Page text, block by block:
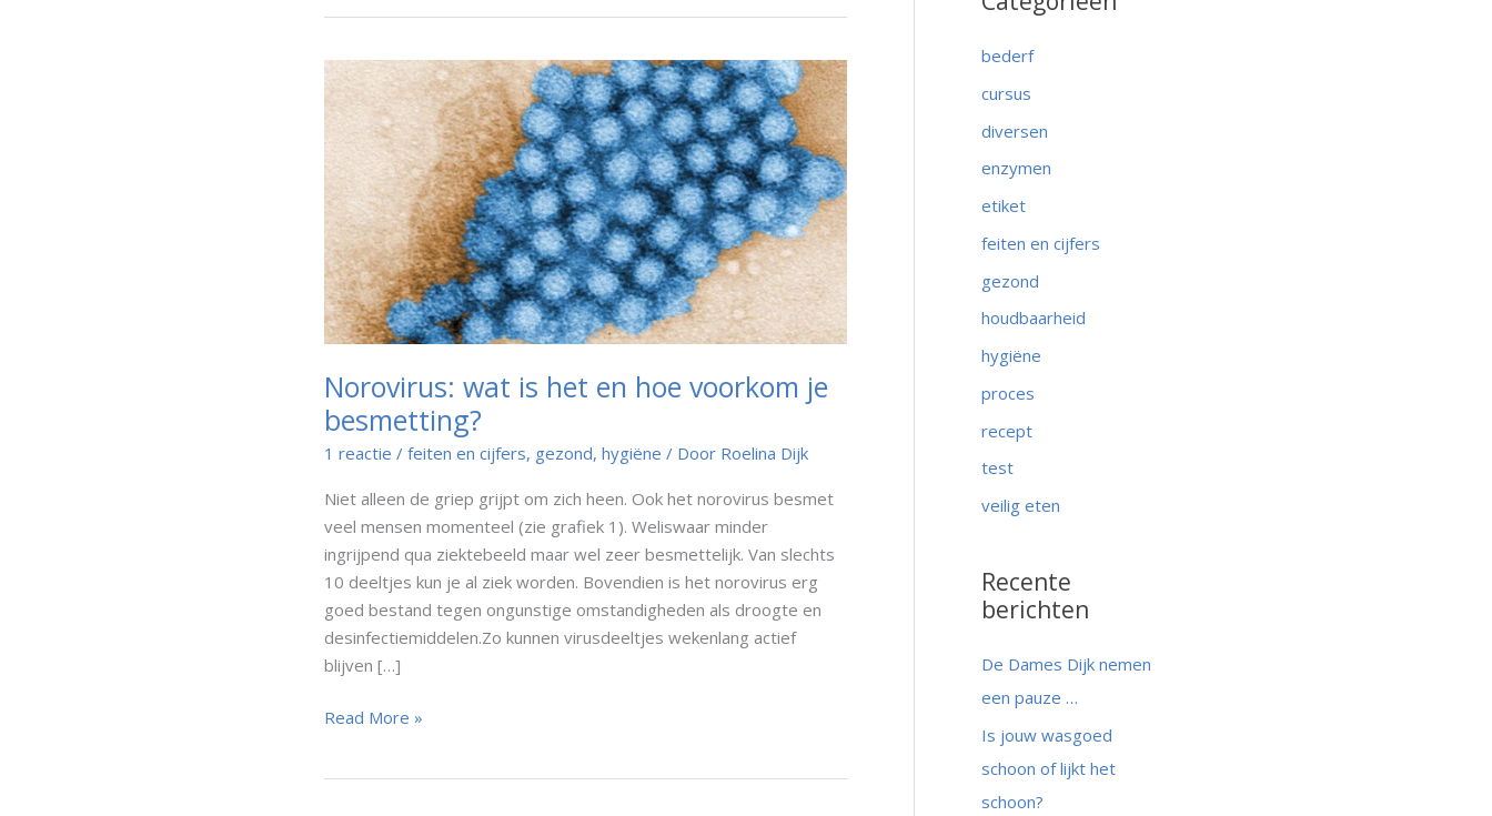
Norovirus: wat is het en hoe voorkom je
besmetting?
1 reactie / feiten en cijfers, gezond, hygiëne / Door Roelina Dijk
Niet alleen de griep grijpt om zich heen. Ook het norovirus besmet
veel mensen momenteel (zie grafiek 1). Weliswaar minder
ingrijpend qua ziektebeeld maar wel zeer besmettelijk. Van slechts
10 deeltjes kun je al ziek worden. Bovendien is het norovirus erg
goed bestand tegen ongunstige omstandigheden als droogte en
desinfectiemiddelen.Zo kunnen virusdeeltjes wekenlang actief
blijven […]
Norovirus:
Read More »
a
a
r
:
bederf
cursus
diversen
enzymen
etiket
feiten en cijfers
gezond
houdbaarheid
hygiëne
proces
recept
test
veilig eten
Recente
berichten
De Dames Dijk nemen
een pauze …
Is jouw wasgoed
schoon of lijkt het
schoon?